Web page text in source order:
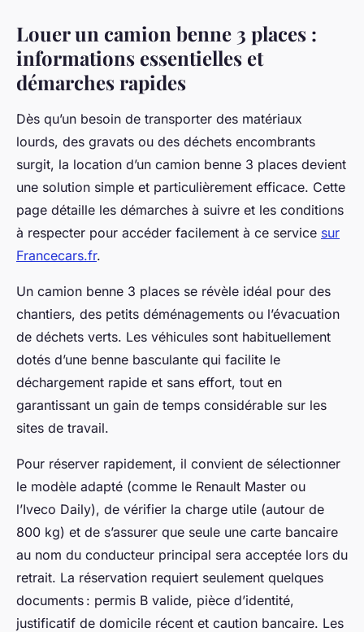
Louer un camion benne 3 places :
informations essentielles et
démarches rapides
Dès qu’un besoin de transporter des matériaux
lourds, des gravats ou des déchets encombrants
surgit, la location d’un camion benne 3 places devient
une solution simple et particulièrement efficace. Cette
page détaille les démarches à suivre et les conditions
à respecter pour accéder facilement à ce service sur
Francecars.fr.
Un camion benne 3 places se révèle idéal pour des
chantiers, des petits déménagements ou l’évacuation
de déchets verts. Les véhicules sont habituellement
dotés d’une benne basculante qui facilite le
déchargement rapide et sans effort, tout en
garantissant un gain de temps considérable sur les
sites de travail.
Pour réserver rapidement, il convient de sélectionner
le modèle adapté (comme le Renault Master ou
l’Iveco Daily), de vérifier la charge utile (autour de
800 kg) et de s’assurer que seule une carte bancaire
au nom du conducteur principal sera acceptée lors du
retrait. La réservation requiert seulement quelques
documents : permis B valide, pièce d’identité,
justificatif de domicile récent et caution bancaire. Les